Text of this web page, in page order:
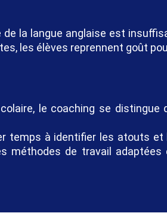
la langue anglaise est
les élèves reprennent goût
le coaching se distingue
temps à identifier les atouts
méthodes de travail